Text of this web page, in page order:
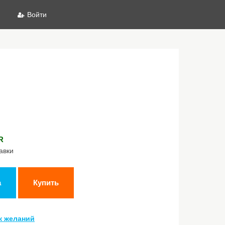
Войти
Купить
желаний